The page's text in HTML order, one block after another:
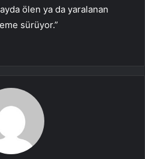
ölen ya da yaralanan
sürüyor.”